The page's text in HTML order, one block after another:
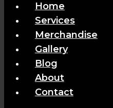
Home
Services
Merchandise
Gallery
Blog
About
Contact